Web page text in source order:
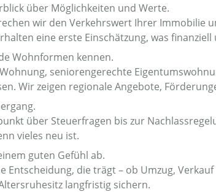
über Möglichkeiten und Werte.
wir den Verkehrswert Ihrer Immobilie
eine erste Einschätzung, was
Wohnformen kennen.
seniorengerechte
Wir zeigen regionale Angebote,
über Steuerfragen bis zur
vieles neu ist.
guten Gefühl ab.
Entscheidung, die trägt – ob Umzug,
langfristig sichern.